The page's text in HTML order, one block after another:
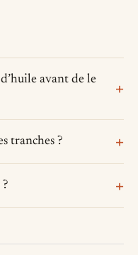
avant de le
tranches ?